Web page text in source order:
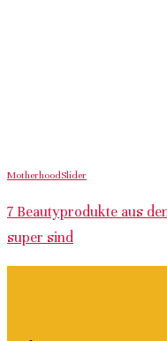
MotherhoodSlider
7 Beautyprodukte aus
super sind